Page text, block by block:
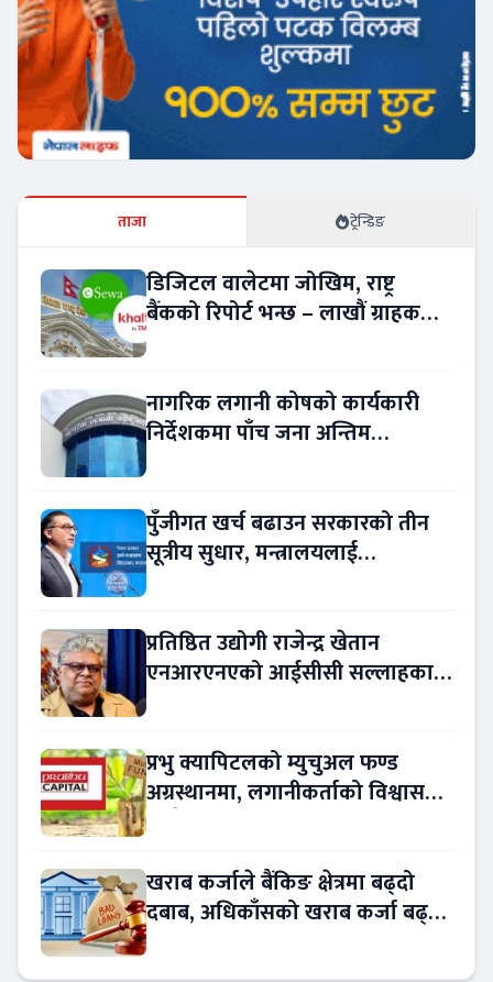
ताजा ट्रेन्डिङ
डिजिटल वालेटमा जोखिम, राष्ट्र
बैंकको रिपोर्ट भन्छ – लाखौं ग्राहकको
नागरिक लगानी कोषको कार्यकारी
निर्देशकमा पाँच जना अन्तिम
पुँजीगत खर्च बढाउन सरकारको तीन
सूत्रीय सुधार, मन्त्रालयलाई
प्रतिष्ठित उद्योगी राजेन्द्र खेतान
एनआरएनएको आईसीसी सल्लाहकार
प्रभु क्यापिटलको म्युचुअल फण्ड
अग्रस्थानमा, लगानीकर्ताको विश्वास
खराब कर्जाले बैंकिङ क्षेत्रमा बढ्दो
दबाब, अधिकाँसको खराब कर्जा बढ्दो